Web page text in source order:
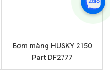
bảo khả năng chống ăn
cung cấp khả năng kháng
Bơm màng HUSKY 2150
Part DF2777